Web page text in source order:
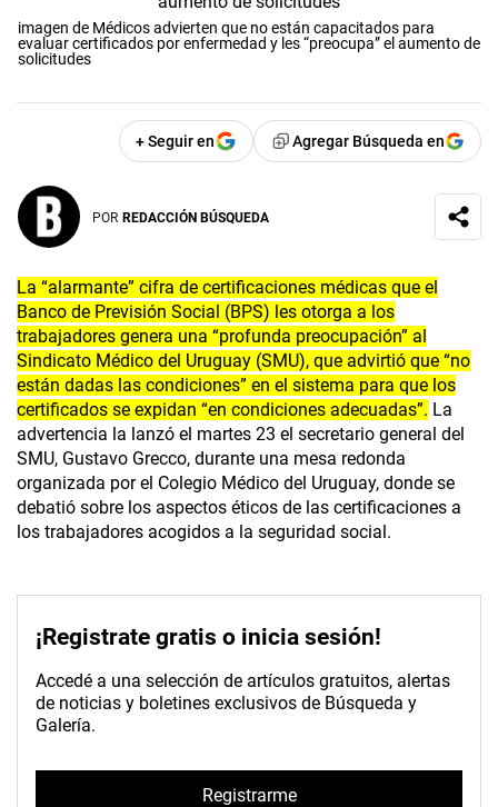
imagen de Médicos advierten que no están capacitados para
evaluar certificados por enfermedad y les “preocupa” el aumento de
solicitudes
+ Seguir en Agregar Búsqueda en
POR REDACCIÓN BÚSQUEDA
La “alarmante” cifra de certificaciones médicas que el
Banco de Previsión Social (BPS) les otorga a los
trabajadores genera una “profunda preocupación” al
Sindicato Médico del Uruguay (SMU), que advirtió que “no
están dadas las condiciones” en el sistema para que los
certificados se expidan “en condiciones adecuadas”. La
advertencia la lanzó el martes 23 el secretario general del
SMU, Gustavo Grecco, durante una mesa redonda
organizada por el Colegio Médico del Uruguay, donde se
debatió sobre los aspectos éticos de las certificaciones a
los trabajadores acogidos a la seguridad social.
¡Registrate gratis o inicia sesión!
Accedé a una selección de artículos gratuitos, alertas
de noticias y boletines exclusivos de Búsqueda y
Galería.
Registrarme